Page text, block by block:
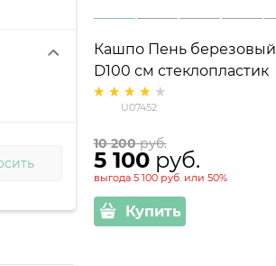
Кашпо Пень березовый
D100 см стеклопластик
U07452
U07452
10 200 руб.
5 100 руб.
выгода 5 100 руб.или 50%
Купить